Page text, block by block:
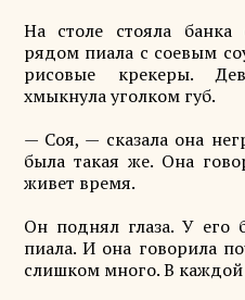
На столе стояла
рядом пиала с соевым
рисовые крекеры.
хмыкнула уголком губ.
— Соя, — сказала она
была такая же. Она
живет время.
Он поднял глаза. У его
пиала. И она говорила
слишком много. В каждой